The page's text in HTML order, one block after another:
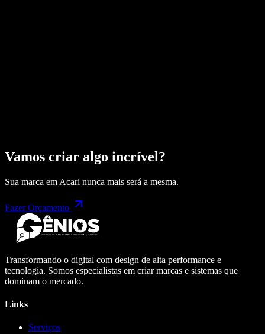
Vamos criar algo incrível?
Sua marca em Acari nunca mais será a mesma.
Fazer Orçamento
Transformando o digital com design de alta performance e
tecnologia. Somos especialistas em criar marcas e sistemas que
dominam o mercado.
Links
Serviços